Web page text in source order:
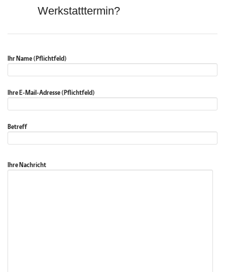
Werkstatttermin?
Ihr Name (Pflichtfeld)
Ihre E-Mail-Adresse (Pflichtfeld)
Betreff
Ihre Nachricht